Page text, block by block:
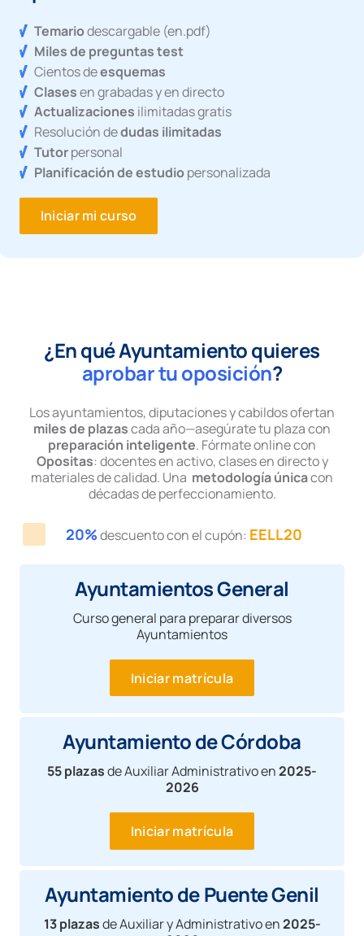
Temariodescargable (en.pdf)
Miles de preguntas test
Cientos deesquemas
Clasesen grabadas y en directo
Actualizaciones ilimitadas gratis
Resolución dedudas ilimitadas
Tutorpersonal
Planificación de estudiopersonalizada
Iniciar mi curso
¿En qué Ayuntamiento quieres
aprobar tu oposición?
Los ayuntamientos, diputaciones y cabildos ofertan
miles de plazascada año—asegúrate tu plaza con
preparación inteligente. Fórmate online con
Opositas: docentes en activo, clases en directo y
materiales de calidad. Una metodología únicacon
décadas de perfeccionamiento.
20%descuento con el cupón: EELL20
Ayuntamientos General
Curso general para preparar diversos
Ayuntamientos
Iniciar matrícula
Ayuntamiento de Córdoba
55 plazasde Auxiliar Administrativo en2025-
2026
Iniciar matrícula
Ayuntamiento de Puente Genil
13 plazasde Auxiliar y Administrativo en2025-